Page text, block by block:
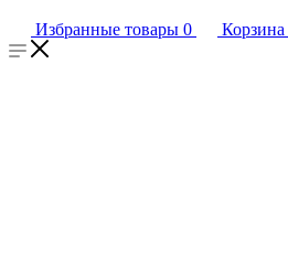
Избранные товары 0 Корзина